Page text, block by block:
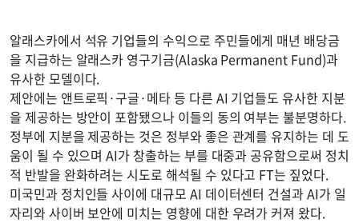
알래스카에서 석유 기업들의 수익으로 주민들에게 매년 배당금
을 지급하는 알래스카 영구기금(Alaska Permanent Fund)과
유사한 모델이다.
제안에는 앤트로픽·구글·메타 등 다른 AI 기업들도 유사한 지분
을 제공하는 방안이 포함됐으나 이들의 동의 여부는 불분명하다.
정부에 지분을 제공하는 것은 정부와 좋은 관계를 유지하는 데 도
움이 될 수 있으며 AI가 창출하는 부를 대중과 공유함으로써 정치
적 반발을 완화하려는 시도로 해석될 수 있다고 FT는 짚었다.
미국민과 정치인들 사이에 대규모 AI 데이터센터 건설과 AI가 일
자리와 사이버 보안에 미치는 영향에 대한 우려가 커져 왔다.